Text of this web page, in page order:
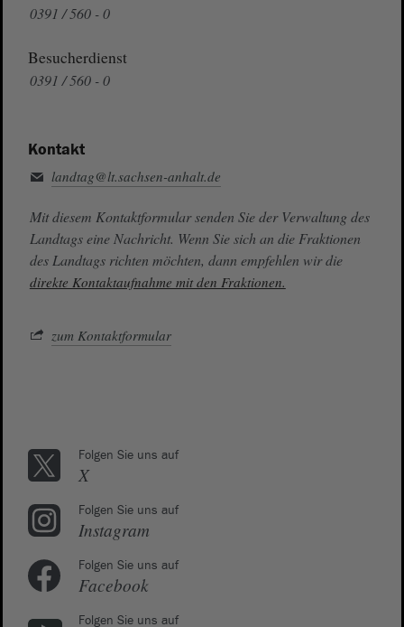
0391 / 560 - 0
Besucherdienst
0391 / 560 - 0
Kontakt
landtag@lt.sachsen-anhalt.de
Mit diesem Kontaktformular senden Sie der Verwaltung des
Landtags eine Nachricht. Wenn Sie sich an die Fraktionen
des Landtags richten möchten, dann empfehlen wir die
direkte Kontaktaufnahme mit den Fraktionen.
zum Kontaktformular
Folgen Sie uns auf
X
Folgen Sie uns auf
Instagram
Folgen Sie uns auf
Facebook
Folgen Sie uns auf